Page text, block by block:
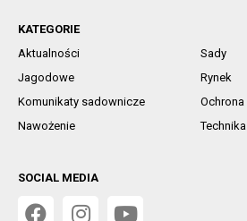
KATEGORIE
Aktualności
Sady
Jagodowe
Rynek
Komunikaty sadownicze
Ochrona
Nawożenie
Technika
SOCIAL MEDIA